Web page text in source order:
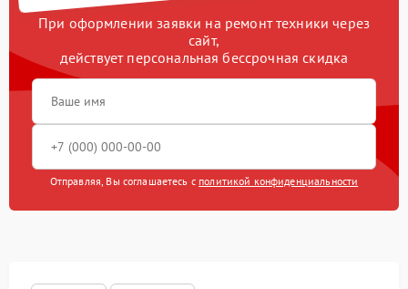
При оформлении заявки на ремонт техники через
сайт,
действует персональная бессрочная скидка
Отправляя, Вы соглашаетесь с политикой конфиденциальности